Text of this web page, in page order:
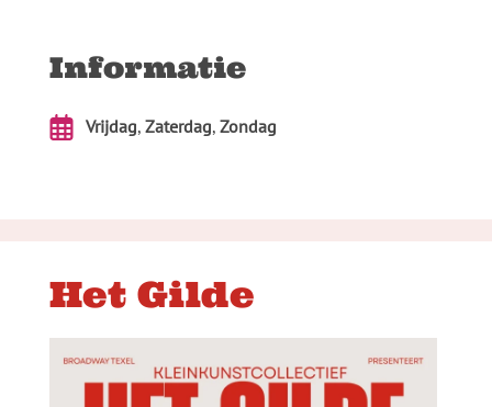
Informatie
Vrijdag, Zaterdag, Zondag
Het Gilde